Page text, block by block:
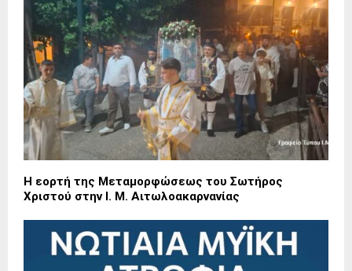
Η εορτή της Μεταμορφώσεως του Σωτήρος
Χριστού στην Ι. Μ. Αιτωλοακαρνανίας